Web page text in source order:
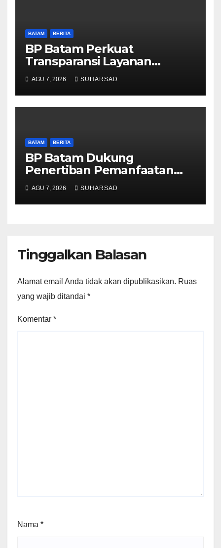
BATAM BERITA
BP Batam Perkuat
Transparansi Layanan
Pertanahan, Alokasi Tanah
Reguler Segera Hadir Melalui
LMS
AGU 7, 2026 SUHARSAD
BATAM BERITA
BP Batam Dukung
Penertiban Pemanfaatan
Ruang Laut Sesuai
Ketentuan Peraturan
Perundang-undangan
AGU 7, 2026 SUHARSAD
Tinggalkan Balasan
Alamat email Anda tidak akan dipublikasikan. Ruas
yang wajib ditandai *
Komentar *
Nama *